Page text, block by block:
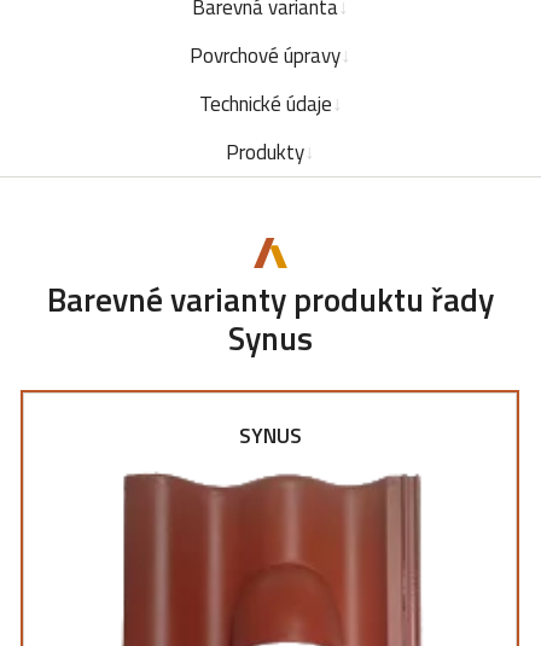
Barevná varianta
Povrchové úpravy
Technické údaje
Produkty
Barevné varianty produktu řady
Synus
SYNUS